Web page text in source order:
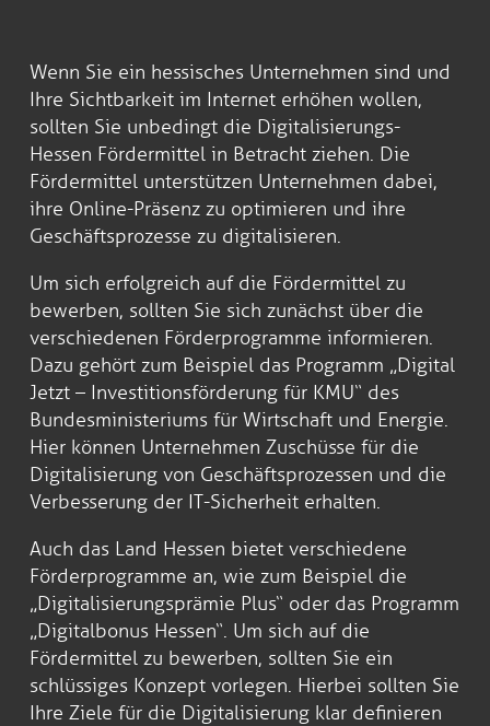
Wenn Sie ein hessisches Unternehmen sind und
Ihre Sichtbarkeit im Internet erhöhen wollen,
sollten Sie unbedingt die Digitalisierungs-
Hessen Fördermittel in Betracht ziehen. Die
Fördermittel unterstützen Unternehmen dabei,
ihre Online-Präsenz zu optimieren und ihre
Geschäftsprozesse zu digitalisieren.
Um sich erfolgreich auf die Fördermittel zu
bewerben, sollten Sie sich zunächst über die
verschiedenen Förderprogramme informieren.
Dazu gehört zum Beispiel das Programm „Digital
Jetzt – Investitionsförderung für KMU“ des
Bundesministeriums für Wirtschaft und Energie.
Hier können Unternehmen Zuschüsse für die
Digitalisierung von Geschäftsprozessen und die
Verbesserung der IT-Sicherheit erhalten.
Auch das Land Hessen bietet verschiedene
Förderprogramme an, wie zum Beispiel die
„Digitalisierungsprämie Plus“ oder das Programm
„Digitalbonus Hessen“. Um sich auf die
Fördermittel zu bewerben, sollten Sie ein
schlüssiges Konzept vorlegen. Hierbei sollten Sie
Ihre Ziele für die Digitalisierung klar definieren